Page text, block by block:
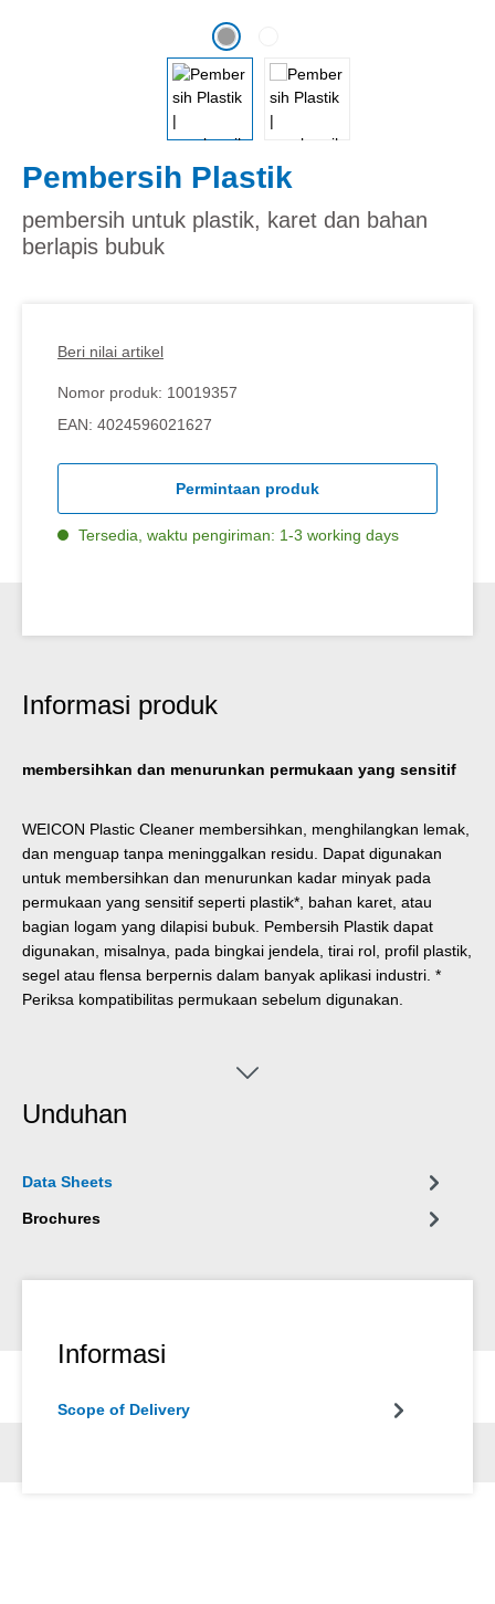
Pembersih Plastik
pembersih untuk plastik, karet dan bahan
berlapis bubuk
Beri nilai artikel
Nomor produk: 10019357
EAN: 4024596021627
Permintaan produk
Tersedia, waktu pengiriman: 1-3 working days
Informasi produk
membersihkan dan menurunkan permukaan yang sensitif
WEICON Plastic Cleaner membersihkan, menghilangkan lemak,
dan menguap tanpa meninggalkan residu. Dapat digunakan
untuk membersihkan dan menurunkan kadar minyak pada
permukaan yang sensitif seperti plastik*, bahan karet, atau
bagian logam yang dilapisi bubuk. Pembersih Plastik dapat
digunakan, misalnya, pada bingkai jendela, tirai rol, profil plastik,
segel atau flensa berpernis dalam banyak aplikasi industri. *
Periksa kompatibilitas permukaan sebelum digunakan.
Unduhan
Data Sheets
Brochures
Informasi
Scope of Delivery